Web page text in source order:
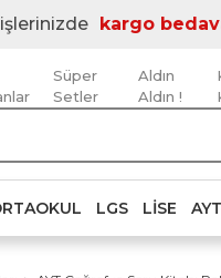
kargo
Süper
Setler
Aldın
Aldın !
LGS LISE AYT